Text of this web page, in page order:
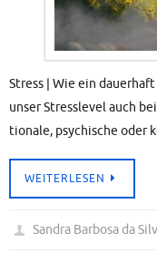
Stress | Wie ein
unser Stress­le­vel auch
tio­na­le, psy­chi­sche oder
WEI­TER­LE­SEN
Sandra Barbosa da